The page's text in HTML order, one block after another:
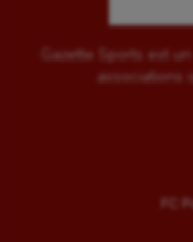
Gazette Sports est
associations
FC